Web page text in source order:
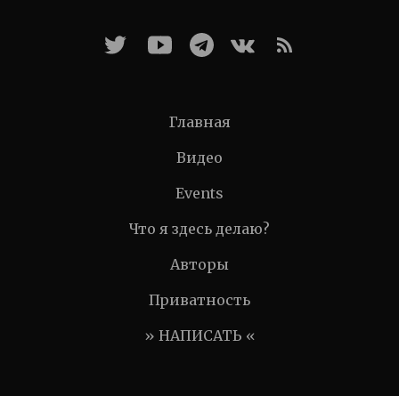
Главная
Видео
Events
Что я здесь делаю?
Авторы
Приватность
» НАПИСАТЬ «